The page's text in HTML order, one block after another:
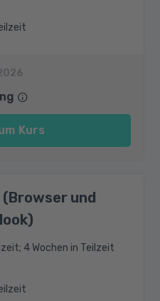
Kurs
und
4 Wochen in Teilzeit